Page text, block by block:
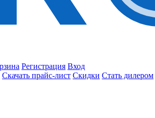
Регистрация Вход
Скачать прайс-лист Скидки Стать дилером